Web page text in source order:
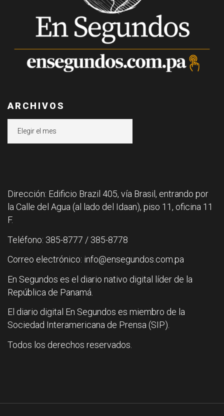
ARCHIVOS
Dirección: Edificio Brazil 405, vía Brasil, entrando por
la Calle del Agua (al lado del Idaan), piso 11, oficina 11
F.
Teléfono: 385-8777 / 385-8778
Correo electrónico: info@ensegundos.com.pa
En Segundos es el diario nativo digital líder de la
República de Panamá.
El diario digital En Segundos es miembro de la
Sociedad Interamericana de Prensa (SIP).
Todos los derechos reservados.